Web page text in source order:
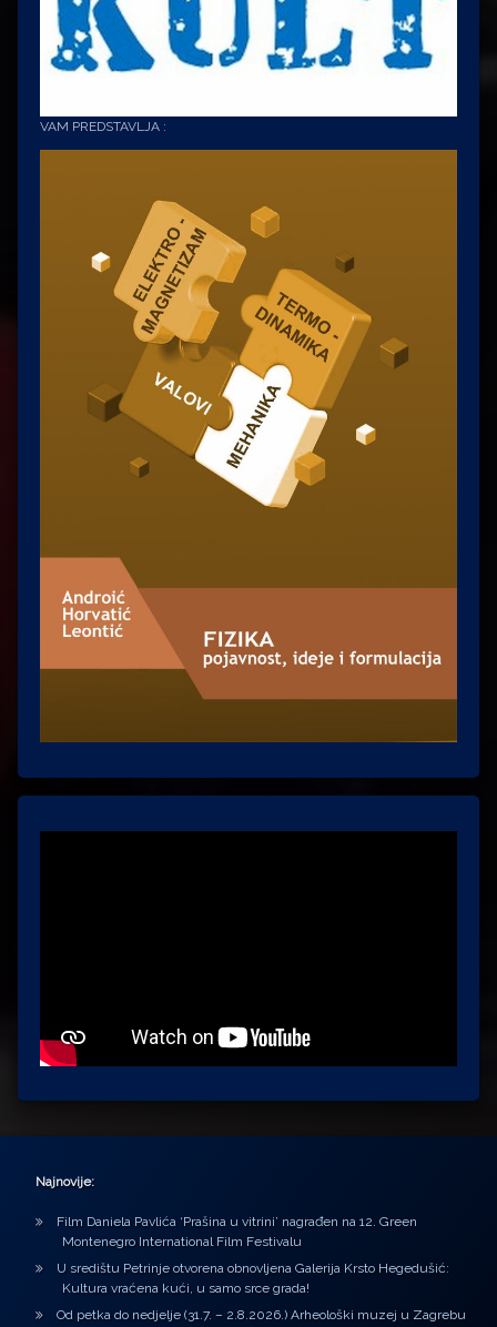
VAM PREDSTAVLJA :
Najnovije:
Film Daniela Pavlića ‘Prašina u vitrini’ nagrađen na 12. Green
Montenegro International Film Festivalu
U središtu Petrinje otvorena obnovljena Galerija Krsto Hegedušić:
Kultura vraćena kući, u samo srce grada!
Od petka do nedjelje (31.7. – 2.8.2026.) Arheološki muzej u Zagrebu